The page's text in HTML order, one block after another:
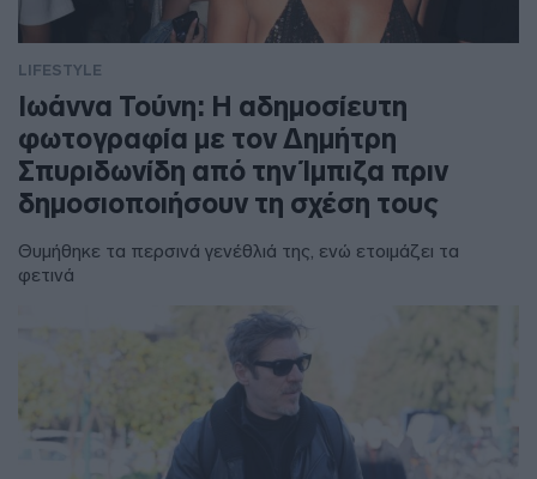
LIFESTYLE
Ιωάννα Τούνη: Η αδημοσίευτη
φωτογραφία με τον Δημήτρη
Σπυριδωνίδη από την Ίμπιζα πριν
δημοσιοποιήσουν τη σχέση τους
Θυμήθηκε τα περσινά γενέθλιά της, ενώ ετοιμάζει τα
φετινά